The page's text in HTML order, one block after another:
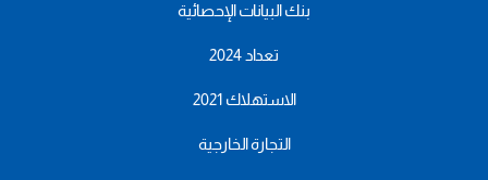
بنك البيانات الإحصائية
تعداد 2024
الاستهلاك 2021
التجارة الخارجية